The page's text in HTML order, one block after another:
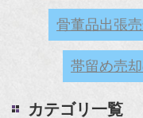
骨董品出張
帯留め売
カテゴリ一覧